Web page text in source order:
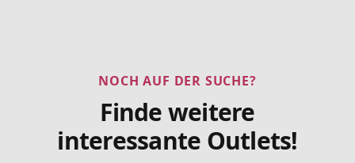
NOCH AUF DER SUCHE?
Finde weitere
interessante Outlets!